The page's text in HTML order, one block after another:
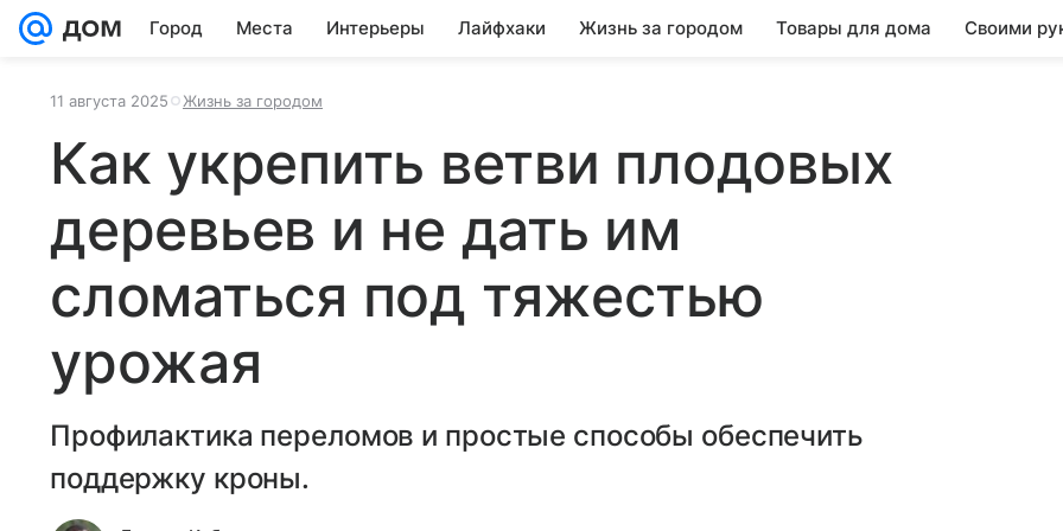
Город Места Интерьеры Лайфхаки Жизнь за городом Товары для дома Своими
11 августа 2025 Жизнь за городом
Как укрепить ветви плодовых
деревьев и не дать им
сломаться под тяжестью
урожая
Профилактика переломов и простые способы обеспечить
поддержку кроны.